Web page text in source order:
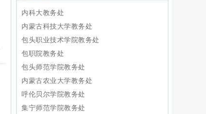
内科大教务处
内蒙古科技大学教务处
包头职业技术学院教务处
包职院教务处
包头师范学院教务处
内蒙古农业大学教务处
呼伦贝尔学院教务处
集宁师范学院教务处